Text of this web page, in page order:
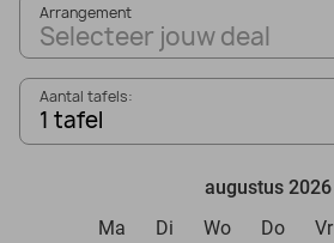
Arrangement
Selecteer jouw deal
Aantal tafels:
1 tafel
augustus 2026
Ma
Di Wo Do Vr